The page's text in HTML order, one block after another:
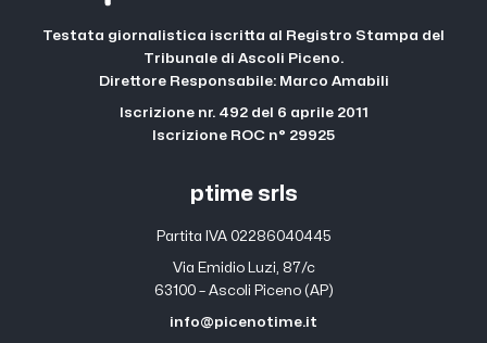
Testata giornalistica iscritta al Registro Stampa del
Tribunale di Ascoli Piceno.
Direttore Responsabile: Marco Amabili
Iscrizione nr. 492 del 6 aprile 2011
Iscrizione ROC n° 29925
ptime srls
Partita IVA 02286040445
Via Emidio Luzi, 87/c
63100 – Ascoli Piceno (AP)
info@picenotime.it